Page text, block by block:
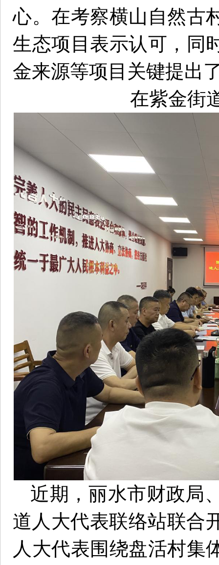
心。在考察横山自然古
生态项目表示认可，同
金来源等项目关键提出
在紫金街
近期，丽水市财政局
道人大代表联络站联合
人大代表围绕盘活村集